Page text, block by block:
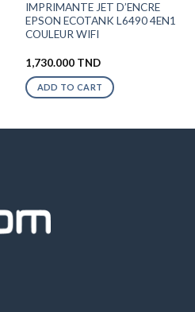
IMPRIMANTE JET D’ENCRE
EPSON ECOTANK L6490 4EN1
COULEUR WIFI
1,730.000 TND
ADD TO CART